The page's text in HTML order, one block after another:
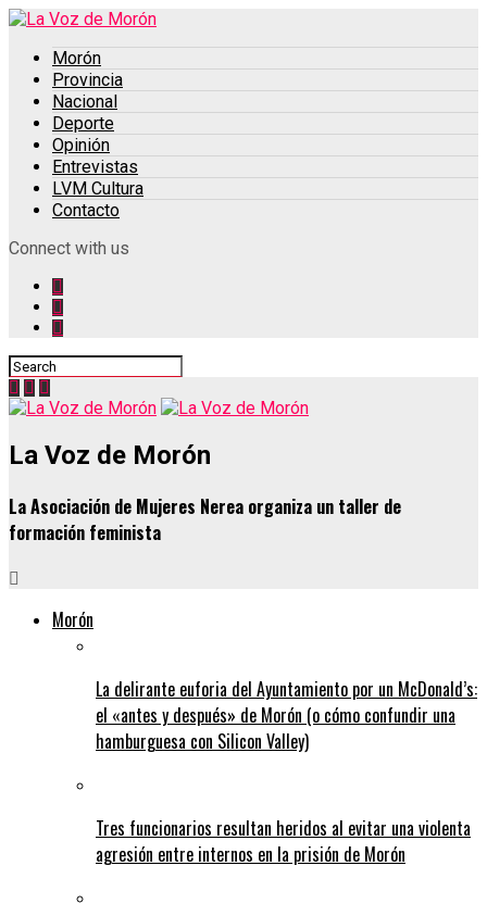
Morón
Provincia
Nacional
Deporte
Opinión
Entrevistas
LVM Cultura
Contacto
Connect with us
La Voz de Morón
La Asociación de Mujeres Nerea organiza un taller de
formación feminista
Morón
La delirante euforia del Ayuntamiento por un McDonald’s:
el «antes y después» de Morón (o cómo confundir una
hamburguesa con Silicon Valley)
Tres funcionarios resultan heridos al evitar una violenta
agresión entre internos en la prisión de Morón